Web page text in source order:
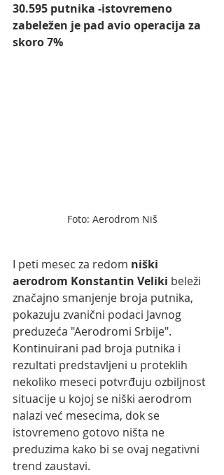
30.595 putnika -istovremeno
zabeležen je pad avio operacija za
skoro 7%
Foto: Aerodrom Niš
I peti mesec za redom niški
aerodrom Konstantin Veliki beleži
značajno smanjenje broja putnika,
pokazuju zvanični podaci Javnog
preduzeća "Aerodromi Srbije".
Kontinuirani pad broja putnika i
rezultati predstavljeni u proteklih
nekoliko meseci potvrđuju ozbiljnost
situacije u kojoj se niški aerodrom
nalazi već mesecima, dok se
istovremeno gotovo ništa ne
preduzima kako bi se ovaj negativni
trend zaustavi.